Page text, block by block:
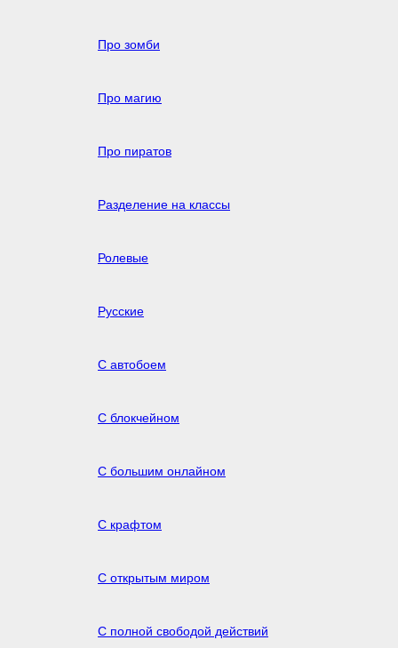
Про зомби
Про магию
Про пиратов
Разделение на классы
Ролевые
Русские
С автобоем
С блокчейном
С большим онлайном
С крафтом
С открытым миром
С полной свободой действий